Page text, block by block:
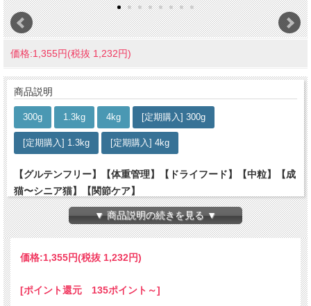
価格:1,355円(税抜 1,232円)
商品説明
300g 1.3kg 4kg [定期購入] 300g
[定期購入] 1.3kg [定期購入] 4kg
【グルテンフリー】【体重管理】【ドライフード】【中粒】【成
猫〜シニア猫】【関節ケア】
- 肥満気味の愛猫のための高タンパク低脂肪のレシピ -
美味しいフードがおすすめです。「ライト」は、消化吸
ど、高タンパク低脂肪の良質な赤身の肉や魚をふんだん
▼ 商品説明の続きを見る ▼
価格:1,355円(税抜 1,232円)
[ポイント還元 135ポイント～]